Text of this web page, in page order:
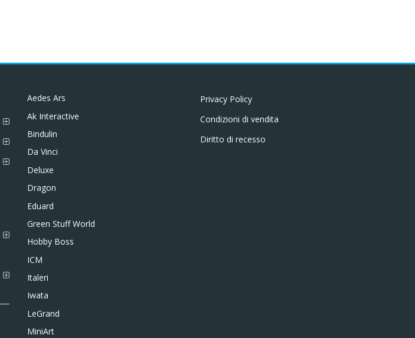
Aedes Ars
Ak Interactive
Bindulin
Da Vinci
Deluxe
Dragon
Eduard
Green Stuff World
Hobby Boss
ICM
Italeri
Iwata
LeGrand
MiniArt
Privacy Policy
Condizioni di vendita
Diritto di recesso